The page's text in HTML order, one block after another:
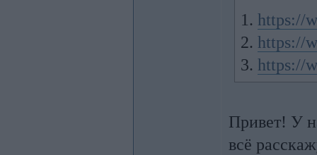
1. https://
2. https://
3. https://
Привет! У
всё